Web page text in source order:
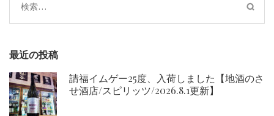
シ
ョ
検
索:
最近の投稿
請福イムゲー25度、入荷しました【地酒のさ
せ酒店/スピリッツ/2026.8.1更新】